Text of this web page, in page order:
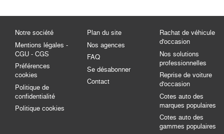
Notre société
Mentions légales -
CGU - CGS
Préférences
cookies
Politique de
confidentialité
Politique cookies
Plan du site
Nos agences
FAQ
Se désabonner
Contact
Rachat de véhicule
d'occasion
Nos solutions
professionnelles
Reprise de voiture
d'occasion
Cotes auto des
marques populaires
Cotes auto des
gammes populaires